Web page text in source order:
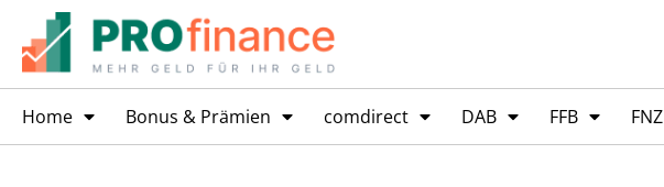
Home Bonus & Prämien comdirect DAB FFB